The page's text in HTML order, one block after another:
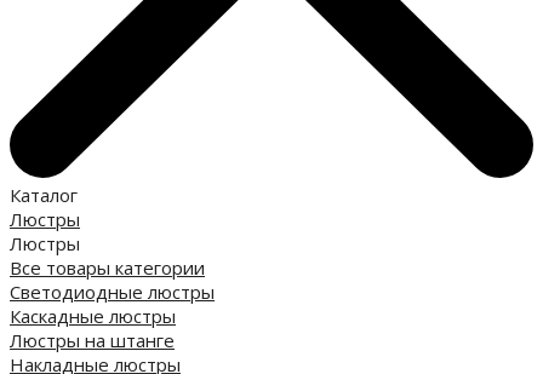
Каталог
Люстры
Люстры
Все товары категории
Светодиодные люстры
Каскадные люстры
Люстры на штанге
Накладные люстры